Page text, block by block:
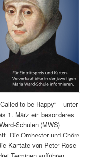
to be Happy“ – unter
1. März ein besonderes
Schulen (MWS)
Die Orchester und Chöre
Kantate von Peter Rose
Terminen aufführen.